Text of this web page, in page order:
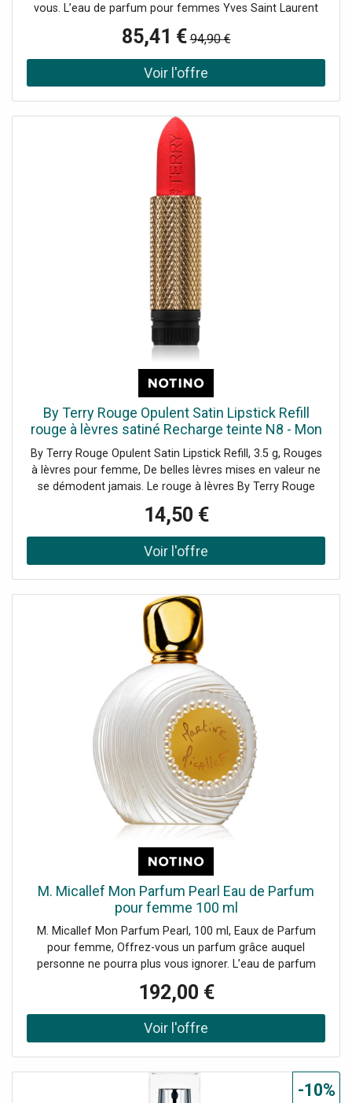
vous. L’eau de parfum pour femmes Yves Saint Laurent
Elle a le don d’éveiller en vous une humeur très sensuelle
qui touchera également votre entourage. parfum chypré
parfum fruité souligne la sensualité des femmes senteur
parfaite pour tous les jours
85,41 € 94,90 €
By Terry Rouge Opulent Satin Lipstick Refill
rouge à lèvres satiné Recharge teinte N8 - Mon
Rouge 3.5 g
By Terry Rouge Opulent Satin Lipstick Refill, 3.5 g, Rouges
à lèvres pour femme, De belles lèvres mises en valeur ne
se démodent jamais. Le rouge à lèvres By Terry Rouge
couche de couleur saturée irrésistible pour souligner
n’importe quel maquillage, que vous alliez au travail, à une
réunion ou en soirée. Il vous aidera non seulement à
mettre en valeur vos lèvres, mais aussi à leur donner la
volumineuses. En un instant, vous obtiendrez des lèvres
magnifiquement colorées et parfaitement façonnées qui
attireront les regards et inviteront aux baisers. Le produit :
les lèvres sont parfaitement pleines et très saines lisse les
rides et les imperfections des lèvres haute pigmentation
s’applique facilement hydrate et prend soin de vos lèvres
texture crémeuse effet satiné n’assèche pas inutilement
les lèvres Mode d’emploi : Appliquez le rouge à lèvres en
partant du centre pour rejoindre les côtés des lèvres.
14,50 €
M. Micallef Mon Parfum Pearl Eau de Parfum
pour femme 100 ml
M. Micallef Mon Parfum Pearl, 100 ml, Eaux de Parfum
pour femme, Offrez-vous un parfum grâce auquel
personne ne pourra plus vous ignorer. L’eau de parfum
véritable personnification du luxe et de l’exception, sa
composition olfactive ingénieuse comblera les plus
exigeantes. parfum floral parfum poudré apprécié de
toutes les femmes romantiques senteur parfaite pour
192,00 €
-10%